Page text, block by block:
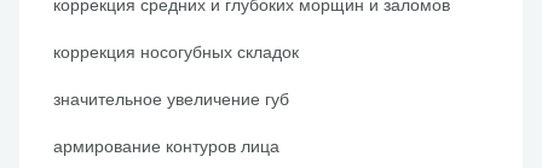
коррекция средних и глубоких морщин и заломов
коррекция носогубных складок
значительное увеличение губ
армирование контуров лица